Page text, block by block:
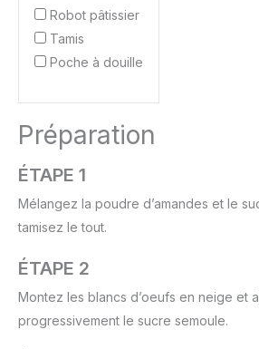
Robot pâtissier
Tamis
Poche à douille
Préparation
ÉTAPE 1
Mélangez la poudre d’amandes et le
tamisez le tout.
ÉTAPE 2
Montez les blancs d’oeufs en neige et
progressivement le sucre semoule.